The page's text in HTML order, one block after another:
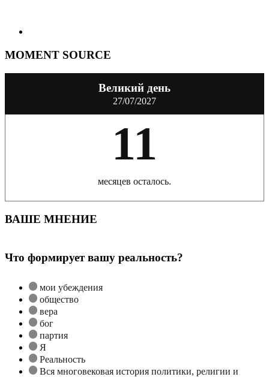
MOMENT SOURCE
Великий день
27/07/2027
11
месяцев осталось.
ВАШЕ МНЕНИЕ
Что формирует вашу реальность?
мои убеждения
общество
вера
бог
партия
Я
Реальность
Вся многовековая история политики, религии и